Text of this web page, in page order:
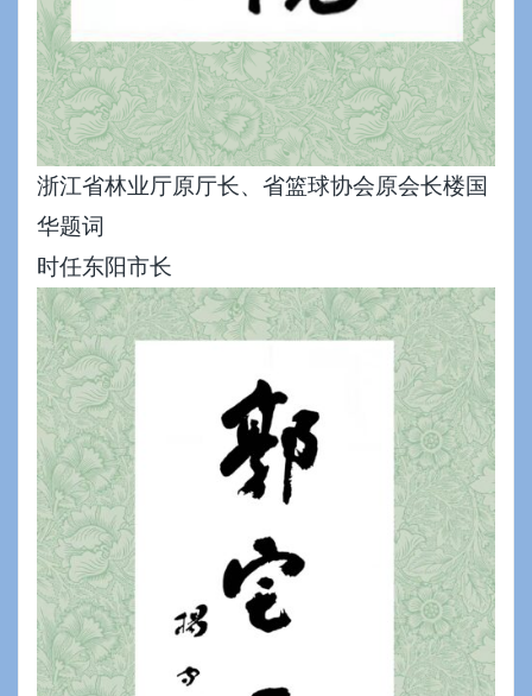
浙江省林业厅原厅长、省篮球协会原会长楼国
华题词
时任东阳市长